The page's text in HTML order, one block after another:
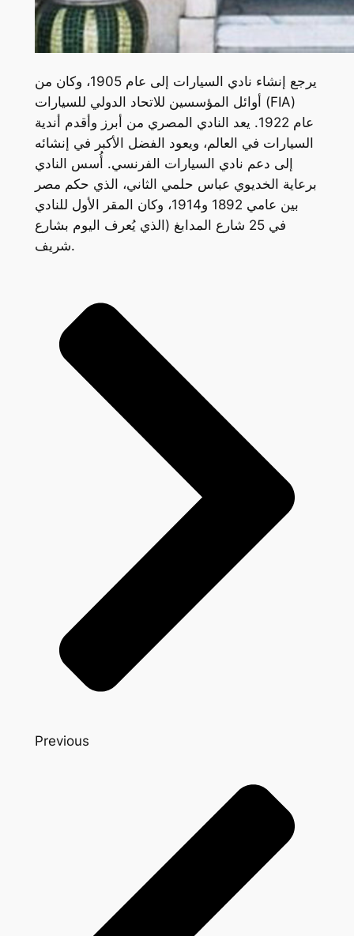
يرجع إنشاء نادي السيارات إلى عام 1905، وكان من
أوائل المؤسسين للاتحاد الدولي للسيارات (FIA)
عام 1922. يعد النادي المصري من أبرز وأقدم أندية
السيارات في العالم، ويعود الفضل الأكبر في إنشائه
إلى دعم نادي السيارات الفرنسي. أُسس النادي
برعاية الخديوي عباس حلمي الثاني، الذي حكم مصر
بين عامي 1892 و1914، وكان المقر الأول للنادي
في 25 شارع المدابغ (الذي يُعرف اليوم بشارع
شريف.
Previous